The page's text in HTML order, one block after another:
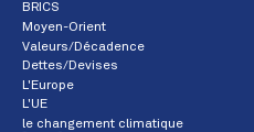
BRICS
Moyen-Orient
Valeurs/Décadence
Dettes/Devises
L'Europe
L'UE
le changement climatique